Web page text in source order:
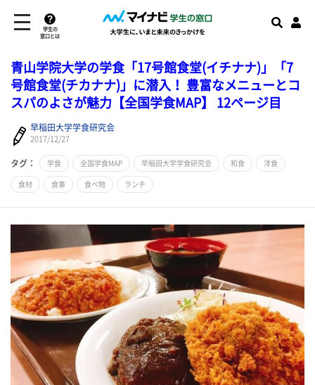
学生の
窓口とは
青山学院大学の学食「17号館食堂(イチナナ)」「7
号館食堂(チカナナ)」に潜入！ 豊富なメニューとコ
スパのよさが魅力【全国学食MAP】 12ページ目
早稲田大学学食研究会
2017/12/27
タグ： 学食 全国学食MAP 早稲田大学学食研究会 和食 洋食
食材 食事 食べ物 ランチ